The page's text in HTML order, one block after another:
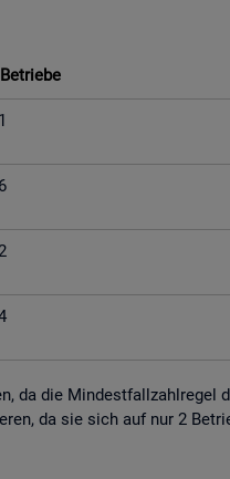
Be­trie­be
1
6
2
da die
da sie sich auf nur 2